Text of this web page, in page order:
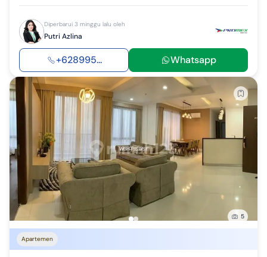
Diperbarui 3 minggu lalu oleh
Putri Azlina
+628995... Whatsapp
5
Apartemen